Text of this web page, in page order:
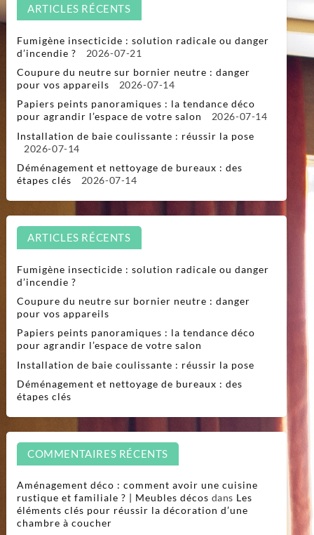
ARTICLES RÉCENTS
Fumigène insecticide : solution radicale ou danger
d’incendie ?
2026-07-21
Coupure du neutre sur bornier neutre : danger
pour vos appareils
2026-07-14
Papiers peints panoramiques : la tendance déco
pour agrandir l’espace de votre salon
2026-07-14
Installation de baie coulissante : réussir la pose
2026-07-14
Déménagement et nettoyage de bureaux : des
étapes clés
2026-07-14
ARTICLES RÉCENTS
Fumigène insecticide : solution radicale ou danger
d’incendie ?
Coupure du neutre sur bornier neutre : danger
pour vos appareils
Papiers peints panoramiques : la tendance déco
pour agrandir l’espace de votre salon
Installation de baie coulissante : réussir la pose
Déménagement et nettoyage de bureaux : des
étapes clés
COMMENTAIRES RÉCENTS
Aménagement déco : comment avoir une cuisine
rustique et familiale ? | Meubles décos dans Les
éléments clés pour réussir la décoration d’une
chambre à coucher